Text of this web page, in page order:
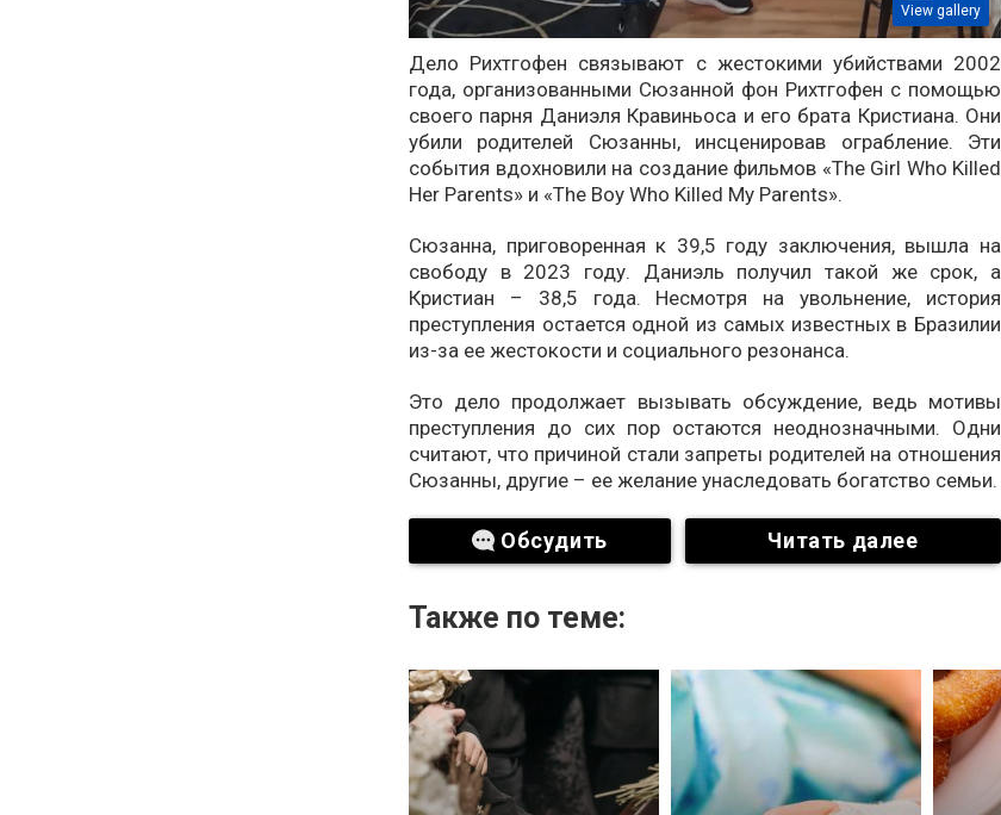
View gallery
Дело Рихтгофен связывают с жестокими убийствами 2002
года, организованными Сюзанной фон Рихтгофен с помощью
своего парня Даниэля Кравиньоса и его брата Кристиана. Они
убили родителей Сюзанны, инсценировав ограбление. Эти
события вдохновили на создание фильмов «The Girl Who Killed
Her Parents» и «The Boy Who Killed My Parents».
Сюзанна, приговоренная к 39,5 году заключения, вышла на
свободу в 2023 году. Даниэль получил такой же срок, а
Кристиан – 38,5 года. Несмотря на увольнение, история
преступления остается одной из самых известных в Бразилии
из-за ее жестокости и социального резонанса.
Это дело продолжает вызывать обсуждение, ведь мотивы
преступления до сих пор остаются неоднозначными. Одни
считают, что причиной стали запреты родителей на отношения
Сюзанны, другие – ее желание унаследовать богатство семьи.
Обсудить Читать далее
Также по теме: